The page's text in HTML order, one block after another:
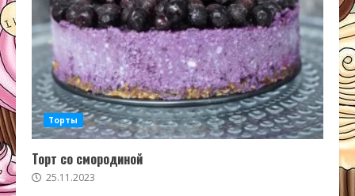
Торты
Торт со смородиной
25.11.2023